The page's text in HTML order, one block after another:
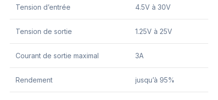
Tension d’entrée 4.5V à 30V
Tension de sortie 1.25V à 25V
Courant de sortie maximal 3A
Rendement jusqu’à 95%